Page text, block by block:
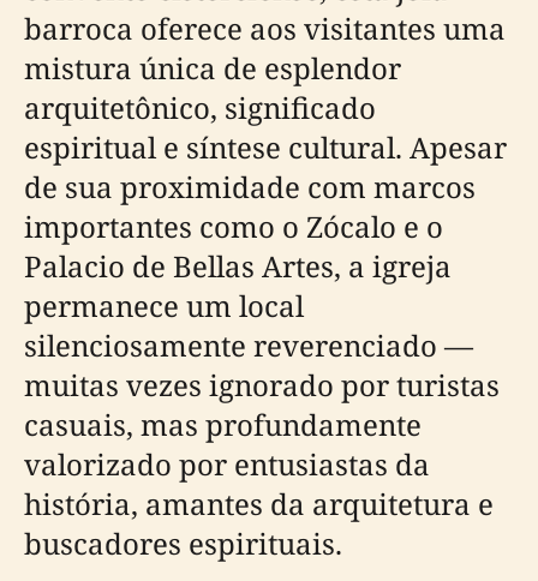
barroca oferece aos visitantes uma
mistura única de esplendor
arquitetônico, significado
espiritual e síntese cultural. Apesar
de sua proximidade com marcos
importantes como o Zócalo e o
Palacio de Bellas Artes, a igreja
permanece um local
silenciosamente reverenciado —
muitas vezes ignorado por turistas
casuais, mas profundamente
valorizado por entusiastas da
história, amantes da arquitetura e
buscadores espirituais.